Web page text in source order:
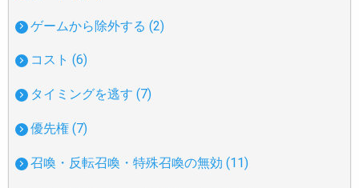
ゲームから除外する (2)
コスト (6)
タイミングを逃す (7)
優先権 (7)
召喚・反転召喚・特殊召喚の無効 (11)